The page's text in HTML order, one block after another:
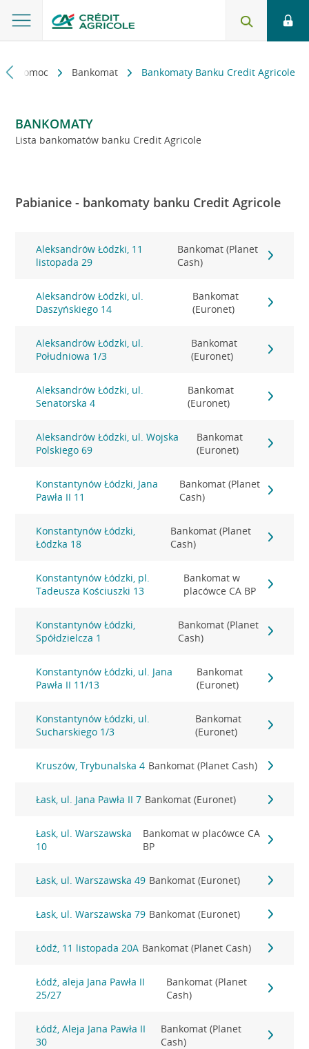
i pomoc Bankomat Bankomaty Banku Credit Agricole
BANKOMATY
Lista bankomatów banku Credit Agricole
Pabianice - bankomaty banku Credit Agricole
Aleksandrów Łódzki, 11
listopada 29
Bankomat (Planet
Cash)
Aleksandrów Łódzki, ul.
Daszyńskiego 14
Bankomat
(Euronet)
Aleksandrów Łódzki, ul.
Południowa 1/3
Bankomat
(Euronet)
Aleksandrów Łódzki, ul.
Senatorska 4
Bankomat
(Euronet)
Aleksandrów Łódzki, ul. Wojska
Polskiego 69
Bankomat
(Euronet)
Konstantynów Łódzki, Jana
Pawła II 11
Bankomat (Planet
Cash)
Konstantynów Łódzki,
Łódzka 18
Bankomat (Planet
Cash)
Konstantynów Łódzki, pl.
Tadeusza Kościuszki 13
Bankomat w
placówce CA BP
Konstantynów Łódzki,
Spółdzielcza 1
Bankomat (Planet
Cash)
Konstantynów Łódzki, ul. Jana
Pawła II 11/13
Bankomat
(Euronet)
Konstantynów Łódzki, ul.
Sucharskiego 1/3
Bankomat
(Euronet)
Kruszów, Trybunalska 4 Bankomat (Planet Cash)
Łask, ul. Jana Pawła II 7 Bankomat (Euronet)
Łask, ul. Warszawska
10
Bankomat w placówce CA
BP
Łask, ul. Warszawska 49 Bankomat (Euronet)
Łask, ul. Warszawska 79 Bankomat (Euronet)
Łódź, 11 listopada 20A Bankomat (Planet Cash)
Łódź, aleja Jana Pawła II
25/27
Bankomat (Planet
Cash)
Łódź, Aleja Jana Pawła II
30
Bankomat (Planet
Cash)